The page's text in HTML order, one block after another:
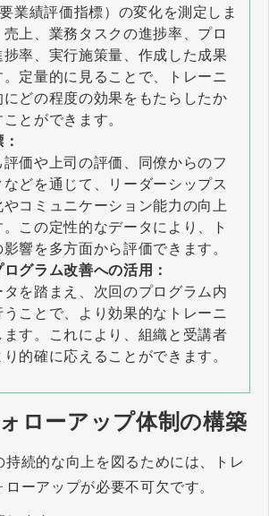
業績評価指標）の変化を測定しま
上、業務タスクの進捗率、プロ
捗率、実行施策量、作成した成果
定量的に見ることで、トレーニ
にどの程度の効果をもたらしたか
とができます。
価や上司の評価、同僚からのフ
などを通じて、リーダーシップス
やコミュニケーション能力の向上
。この定性的なデータにより、ト
影響を多方面から評価できます。
グラム改善への活用：
を踏まえ、次回のプログラム内
ことで、より効果的なトレーニ
ます。これにより、組織と受講者
的確に応えることができます。
ローアップ体制の構築
持続的な向上を図るためには、トレ
ーアップが必要不可欠です。